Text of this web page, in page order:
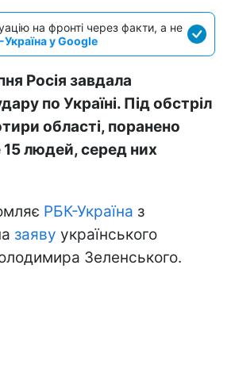
на фронті через факти, а не
у Google
Росія завдала
по Україні. Під обстріл
області, поранено
людей, серед них
РБК-Україна з
заяву українського
Зеленського.